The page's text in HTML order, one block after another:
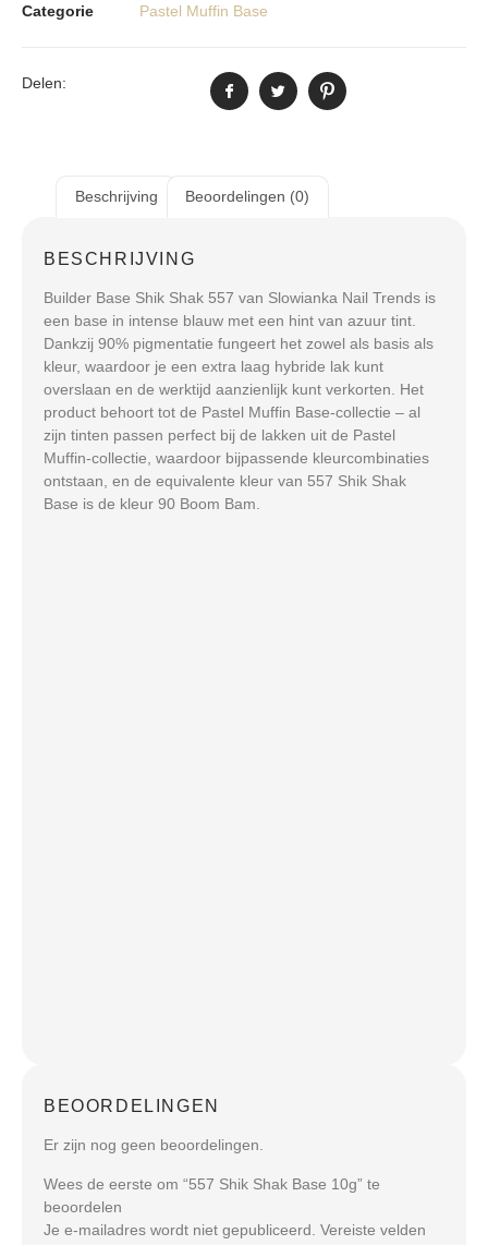
Categorie
Pastel Muffin Base
Delen:
Beschrijving Beoordelingen (0)
BESCHRIJVING
Builder Base Shik Shak 557 van Slowianka Nail Trends is
een base in intense blauw met een hint van azuur tint.
Dankzij 90% pigmentatie fungeert het zowel als basis als
kleur, waardoor je een extra laag hybride lak kunt
overslaan en de werktijd aanzienlijk kunt verkorten. Het
product behoort tot de Pastel Muffin Base-collectie – al
zijn tinten passen perfect bij de lakken uit de Pastel
Muffin-collectie, waardoor bijpassende kleurcombinaties
ontstaan, en de equivalente kleur van 557 Shik Shak
Base is de kleur 90 Boom Bam.
BEOORDELINGEN
Er zijn nog geen beoordelingen.
Wees de eerste om “557 Shik Shak Base 10g” te
beoordelen
Je e-mailadres wordt niet gepubliceerd. Vereiste velden